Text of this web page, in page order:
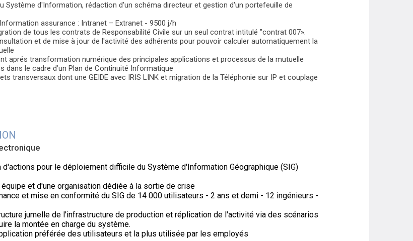
Système d'Information, rédaction d'un schéma directeur et gestion d'un portefeuille de
assurance : Intranet – Extranet - 9500 j/h
de tous les contrats de Responsabilité Civile sur un seul contrat intitulé "contrat 007».
et de mise à jour de l'activité des adhérents pour pouvoir calculer automatiquement la
aprés transformation numérique des principales applications et processus de la mutuelle
dans le cadre d’un Plan de Continuité Informatique
transversaux dont une GEIDE avec IRIS LINK et migration de la Téléphonie sur IP et couplage
pour le déploiement difficile du Système d'Information Géographique (SIG)
et d'une organisation dédiée à la sortie de crise
et mise en conformité du SIG de 14 000 utilisateurs - 2 ans et demi - 12 ingénieurs -
jumelle de l'infrastructure de production et réplication de l'activité via des scénarios
la montée en charge du système.
préférée des utilisateurs et la plus utilisée par les employés